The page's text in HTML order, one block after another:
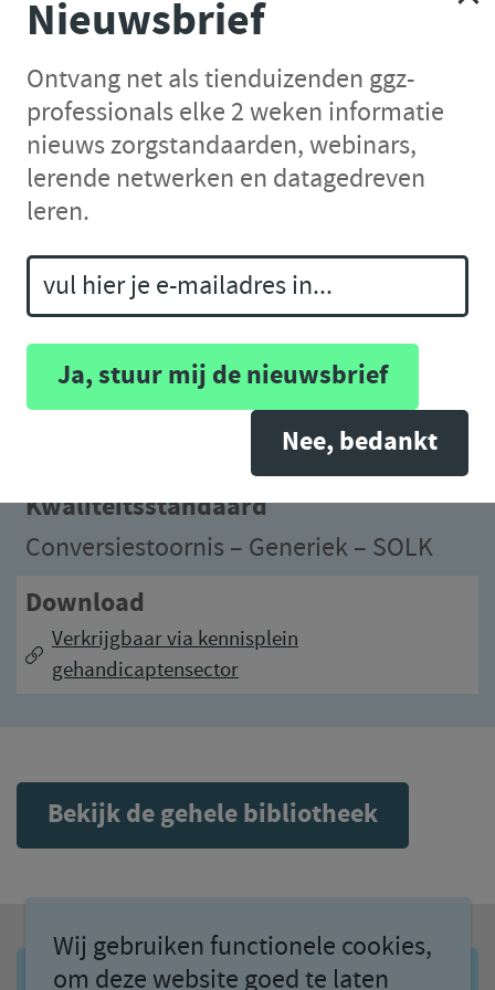
Wij gebruiken functionele cookies,
om deze website goed te laten
gezicht, lijn tussen neus en
mondhoek dieper, grimas,
verdrietige blik, dichtknijpen van
de ogen, paniek, kermen, huilen,
onrustgeluiden en tranen. De
vragenlijst wordt ingevuld door
de interviewer.
Indicator
Kwaliteitsstandaard
Conversiestoornis – Generiek – SOLK
Download
Verkrijgbaar via kennisplein
gehandicaptensector
Bekijk de gehele bibliotheek
AANMELDEN NIEUWSBRIEF
Nieuwsbrief
Ontvang net als tienduizenden ggz-
professionals elke 2 weken informatie
nieuws zorgstandaarden, webinars,
lerende netwerken en datagedreven
leren.
Nee, bedankt